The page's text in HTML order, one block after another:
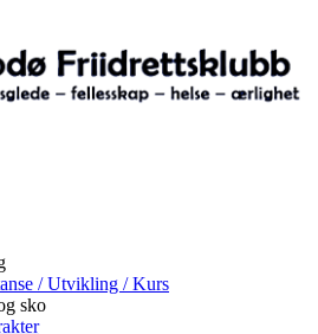
/ Utvikling / Kurs
sko